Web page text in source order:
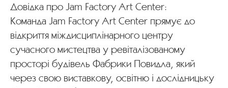
Довідка про Jam Factory Art Center:
Команда Jam Factory Art Center прямує до
відкриття міждисциплінарного центру
сучасного мистецтва у ревіталізованому
просторі будівель Фабрики Повидла, який
через свою виставкову, освітню і дослідницьку